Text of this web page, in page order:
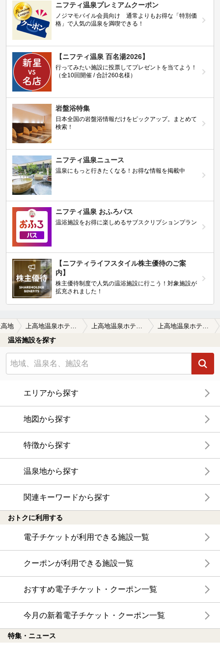
ニフティ温泉プレミアムクーポン
ノジマモバイル会員向け 通常よりもお得な「特別価
格」で人気の温泉を満喫できる！
【ニフティ温泉 百名湯2026】
行ってみたい施設に投票してプレゼントを当てよう！
（全10回開催 / 合計260名様）
岩盤浴特集
日本全国の岩盤浴情報だけをピックアップ。まとめて
検索！
ニフティ温泉ニュース
温泉にもっと行きたくなる！お得な情報を掲載中
ニフティ温泉 おふろパス
温浴施設をお得に楽しめるサブスクリプションプラン
【ニフティライフスタイル株主優待のご案
内】
株主優待制度で人気の温浴施設に行こう！対象施設が
拡充されました！
地
温浴施設を探す
エリアから探す
地図から探す
特徴から探す
温泉地から探す
関連キーワードから探す
おトクに利用する
電子チケットが利用できる施設一覧
クーポンが利用できる施設一覧
おすすめ電子チケット・クーポン一覧
今月の新着電子チケット・クーポン一覧
特集・ニュース